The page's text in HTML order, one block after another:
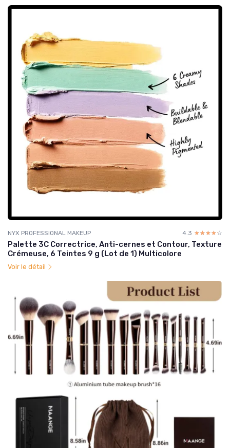
NYX PROFESSIONAL MAKEUP 4.3 ☆☆☆☆☆
★★★★★
Palette 3C Correctrice, Anti-cernes et Contour, Texture
Crémeuse, 6 Teintes 9 g (Lot de 1) Multicolore
Voir le détail